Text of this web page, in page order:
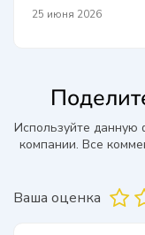
25 июня 2026
Используйте данную
компании. Все
Ваша оценка